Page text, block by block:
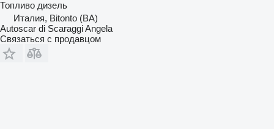
Топливо дизель
Италия, Bitonto (BA)
Autoscar di Scaraggi Angela
Связаться с продавцом